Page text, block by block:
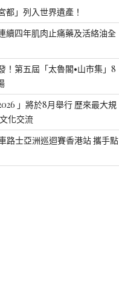
都」列入世界遺產！
續四年肌肉止痛藥及活絡油全
！第五屆「太魯閣•山市集」8
」將於8月舉行 歷來最大規
化交流
路士亞洲巡迴賽香港站 攜手點